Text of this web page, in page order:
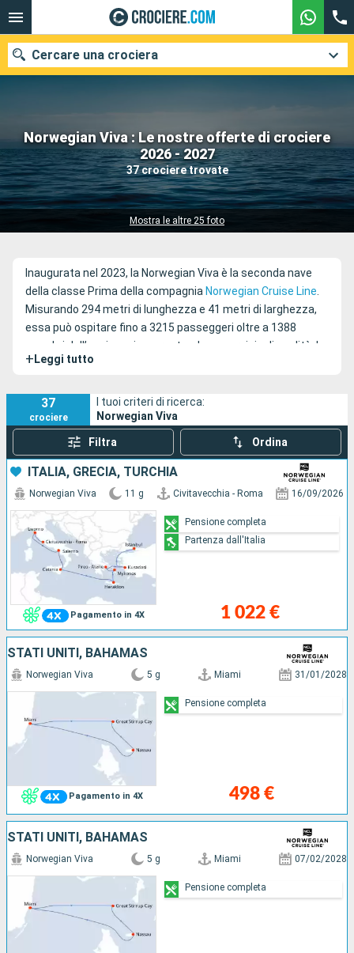
Norwegian Viva : Le nostre offerte di crociere
2026 - 2027
37 crociere trovate
Mostra le altre 25 foto
Cercare una crociera
Le nostre destinazioni
Mesi di partenza
Compagnie
Inaugurata nel 2023, la Norwegian Viva è la seconda nave
della classe Prima della compagnia Norwegian Cruise Line.
Misurando 294 metri di lunghezza e 41 metri di larghezza,
essa può ospitare fino a 3215 passeggeri oltre a 1388
membri dell’equipaggio, garantendo un servizio di qualità. La
Norwegian Viva è progettata per coniugare comfort,
nave gemella è laNorwegian Prima.
+ Leggi tutto
37
crociere
I tuoi criteri di ricerca:
Norwegian Viva
Filtra Ordina
ITALIA, GRECIA, TURCHIA
Pagamento in 4X
Norwegian Viva 11 g Civitavecchia - Roma 16/09/2026
1 022 €
Pensione completa
Partenza dall'Italia
STATI UNITI, BAHAMAS
Pagamento in 4X
Norwegian Viva 5 g Miami 31/01/2028
498 €
Pensione completa
STATI UNITI, BAHAMAS
Norwegian Viva 5 g Miami 07/02/2028
Pensione completa